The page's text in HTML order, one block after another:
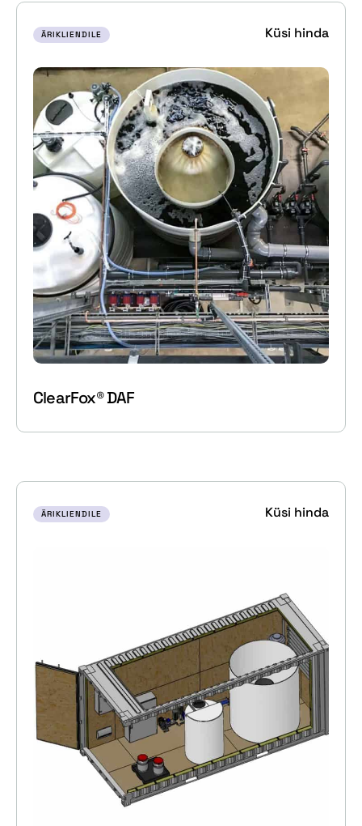
ÄRIKLIENDILE Küsi hinda
ClearFox® DAF
ÄRIKLIENDILE Küsi hinda